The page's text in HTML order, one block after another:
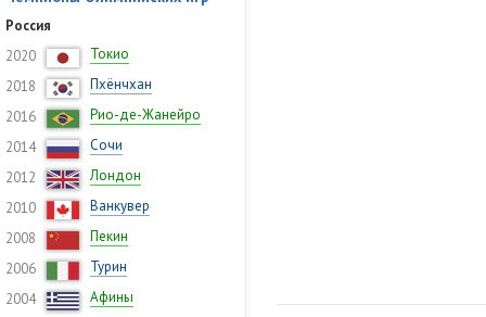
Россия
2020
Токио
2018
Пхёнчхан
2016
Рио-де-Жанейро
2014
Сочи
2012
Лондон
2010
Ванкувер
2008
Пекин
2006
Турин
2004
Афины